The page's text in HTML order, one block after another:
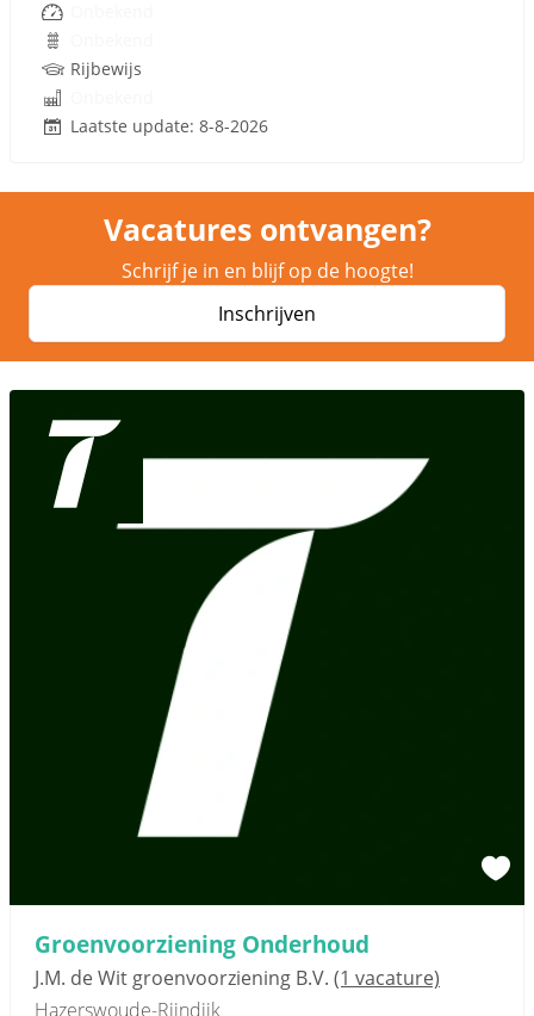
Rijbewijs
Laatste update: 8-8-2026
Vacatures ontvangen?
Schrijf je in en blijf op de hoogte!
Inschrijven
Groenvoorziening Onderhoud
J.M. de Wit groenvoorziening B.V. (1 vacature)
Hazerswoude-Rijndijk